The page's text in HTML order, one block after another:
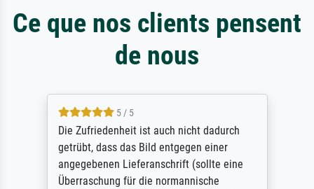
Ce que nos clients pensent
de nous
5 / 5
Die Zufriedenheit ist auch nicht dadurch
getrübt, dass das Bild entgegen einer
angegebenen Lieferanschrift (sollte eine
Überraschung für die normannische